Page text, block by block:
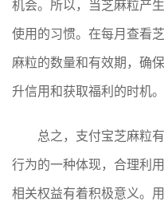
机会。所以，当芝麻粒产
使用的习惯。在每月查看
麻粒的数量和有效期，确
升信用和获取福利的时机。
总之，支付宝芝麻粒
行为的一种体现，合理利
相关权益有着积极意义。